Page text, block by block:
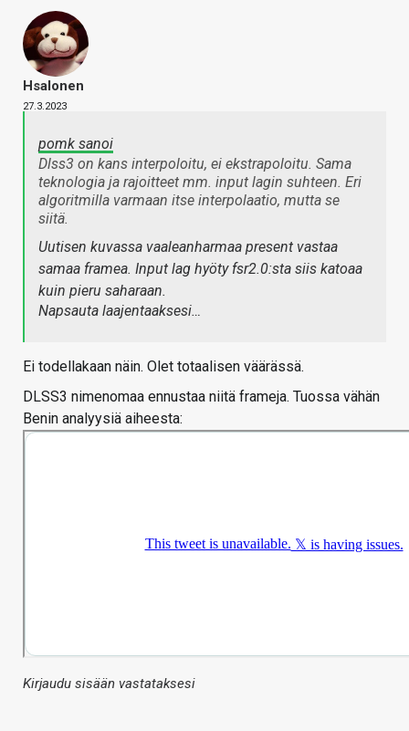
Hsalonen
27.3.2023
pomk sanoi
Dlss3 on kans interpoloitu, ei ekstrapoloitu. Sama
teknologia ja rajoitteet mm. input lagin suhteen. Eri
algoritmilla varmaan itse interpolaatio, mutta se
siitä.
Uutisen kuvassa vaaleanharmaa present vastaa
samaa framea. Input lag hyöty fsr2.0:sta siis katoaa
kuin pieru saharaan.
Napsauta laajentaaksesi…
Ei todellakaan näin. Olet totaalisen väärässä.
DLSS3 nimenomaa ennustaa niitä frameja. Tuossa vähän
Benin analyysiä aiheesta:
Kirjaudu sisään vastataksesi